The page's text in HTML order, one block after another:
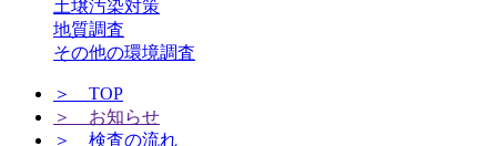
土壌汚染対策
地質調査
その他の環境調査
＞ TOP
＞ お知らせ
＞ 検査の流れ